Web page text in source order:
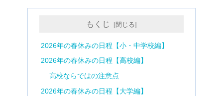
もくじ
2026年の春休みの日程【小・中学校編】
2026年の春休みの日程【高校編】
高校ならではの注意点
2026年の春休みの日程【大学編】